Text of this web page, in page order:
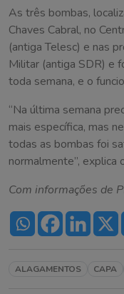
As três bombas,
Chaves Cabral, no
(antiga Telesc) e nas
Militar (antiga SDR) e
toda semana, e o
“Na última semana
mais específica, mas
todas as bombas foi
normalmente”, explica
Com informações de
ALAGAMENTOS CAPA